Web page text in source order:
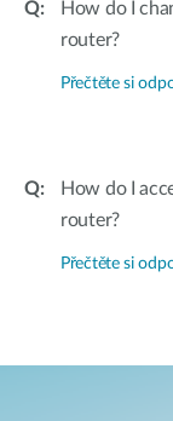
How do I
router?
Přečtěte si
How do I
router?
Přečtěte si